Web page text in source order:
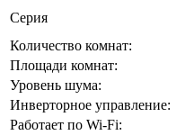
Серия
Количество комнат:
Площади комнат:
Уровень шума:
Инверторное управление:
Работает по Wi-Fi: